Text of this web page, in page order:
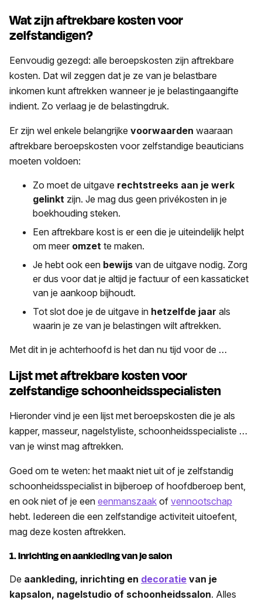
Wat zijn aftrekbare kosten voor
zelfstandigen?
Eenvoudig gezegd: alle beroepskosten zijn aftrekbare
kosten. Dat wil zeggen dat je ze van je belastbare
inkomen kunt aftrekken wanneer je je belastingaangifte
indient. Zo verlaag je de belastingdruk.
Er zijn wel enkele belangrijke voorwaarden waaraan
aftrekbare beroepskosten voor zelfstandige beauticians
moeten voldoen:
Zo moet de uitgave rechtstreeks aan je werk
gelinkt zijn. Je mag dus geen privékosten in je
boekhouding steken.
Een aftrekbare kost is er een die je uiteindelijk helpt
om meer omzet te maken.
Je hebt ook een bewijs van de uitgave nodig. Zorg
er dus voor dat je altijd je factuur of een kassaticket
van je aankoop bijhoudt.
Tot slot doe je de uitgave in hetzelfde jaar als
waarin je ze van je belastingen wilt aftrekken.
Met dit in je achterhoofd is het dan nu tijd voor de …
Lijst met aftrekbare kosten voor
zelfstandige schoonheidsspecialisten
Hieronder vind je een lijst met beroepskosten die je als
kapper, masseur, nagelstyliste, schoonheidsspecialiste …
van je winst mag aftrekken.
Goed om te weten: het maakt niet uit of je zelfstandig
schoonheidsspecialist in bijberoep of hoofdberoep bent,
en ook niet of je een eenmanszaak of vennootschap
hebt. Iedereen die een zelfstandige activiteit uitoefent,
mag deze kosten aftrekken.
1. Inrichting en aankleding van je salon
De aankleding, inrichting en decoratie van je
kapsalon, nagelstudio of schoonheidssalon. Alles